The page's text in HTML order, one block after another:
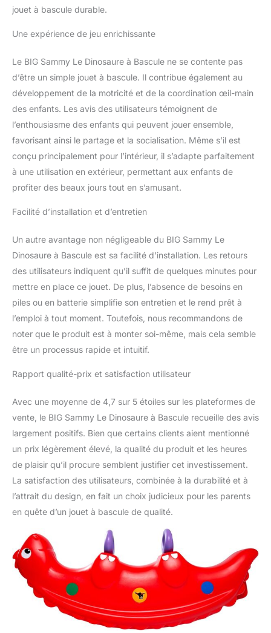
jouet à bascule durable.
Une expérience de jeu enrichissante
Le BIG Sammy Le Dinosaure à Bascule ne se contente pas
d’être un simple jouet à bascule. Il contribue également au
développement de la motricité et de la coordination œil-main
des enfants. Les avis des utilisateurs témoignent de
l’enthousiasme des enfants qui peuvent jouer ensemble,
favorisant ainsi le partage et la socialisation. Même s’il est
conçu principalement pour l’intérieur, il s’adapte parfaitement
à une utilisation en extérieur, permettant aux enfants de
profiter des beaux jours tout en s’amusant.
Facilité d’installation et d’entretien
Un autre avantage non négligeable du BIG Sammy Le
Dinosaure à Bascule est sa facilité d’installation. Les retours
des utilisateurs indiquent qu’il suffit de quelques minutes pour
mettre en place ce jouet. De plus, l’absence de besoins en
piles ou en batterie simplifie son entretien et le rend prêt à
l’emploi à tout moment. Toutefois, nous recommandons de
noter que le produit est à monter soi-même, mais cela semble
être un processus rapide et intuitif.
Rapport qualité-prix et satisfaction utilisateur
Avec une moyenne de 4,7 sur 5 étoiles sur les plateformes de
vente, le BIG Sammy Le Dinosaure à Bascule recueille des avis
largement positifs. Bien que certains clients aient mentionné
un prix légèrement élevé, la qualité du produit et les heures
de plaisir qu’il procure semblent justifier cet investissement.
La satisfaction des utilisateurs, combinée à la durabilité et à
l’attrait du design, en fait un choix judicieux pour les parents
en quête d’un jouet à bascule de qualité.